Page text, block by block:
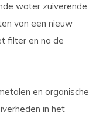
water zuiverende
van een nieuw
filter en na de
en organische
in het